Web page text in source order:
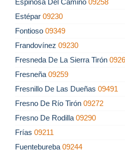
Espinosa Del Camino 09258
Estépar 09230
Fontioso 09349
Frandovínez 09230
Fresneda De La Sierra Tirón
Fresneña 09259
Fresnillo De Las Dueñas 09491
Fresno De Río Tirón 09272
Fresno De Rodilla 09290
Frías 09211
Fuentebureba 09244